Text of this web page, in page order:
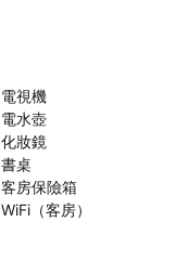
電視機
電水壺
化妝鏡
書桌
客房保險箱
WiFi（客房）